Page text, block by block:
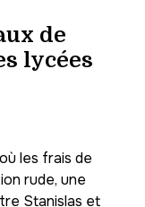
de
lycées
les frais de
rude, une
Stanislas et